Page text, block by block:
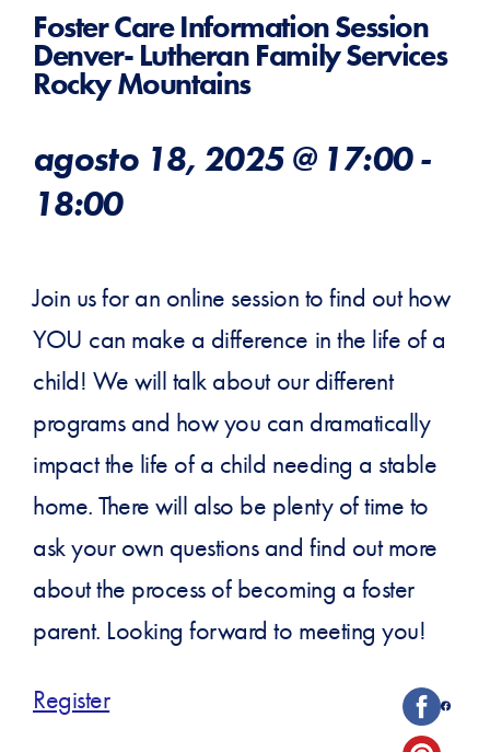
Foster Care Information Session
Denver- Lutheran Family Services
Rocky Mountains
agosto 18, 2025 @ 17:00-
18:00
Join us for an online session to find out how
YOU can make a difference in the life of a
child! We will talk about our different
programs and how you can dramatically
impact the life of a child needing a stable
home. There will also be plenty of time to
ask your own questions and find out more
about the process of becoming a foster
parent. Looking forward to meeting you!
Register